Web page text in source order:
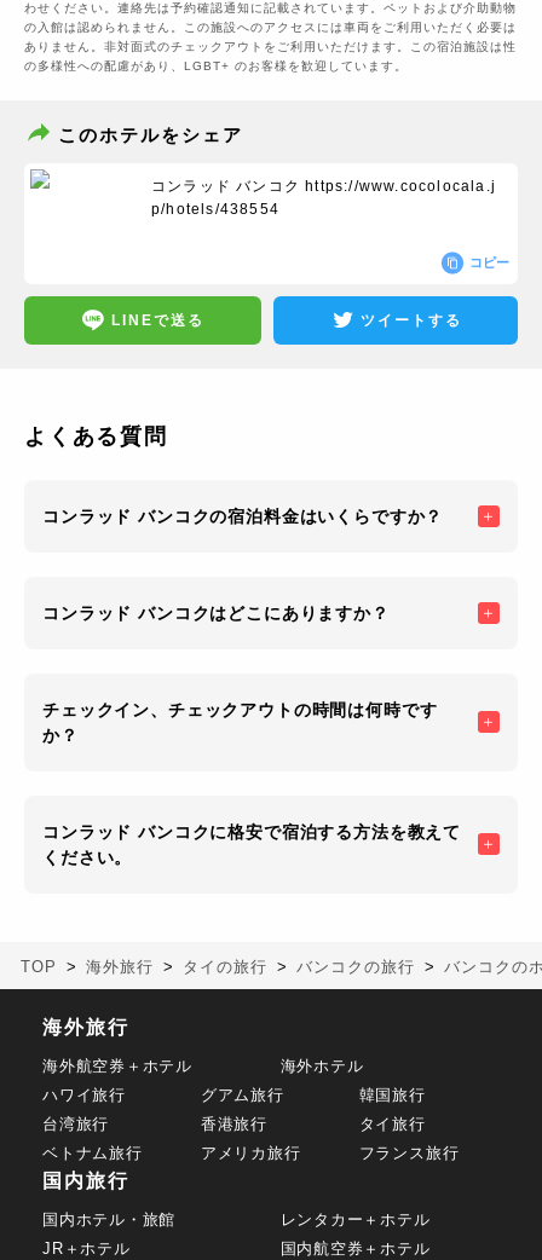
わせください。連絡先は予約確認通知に記載されています。ペットおよび介助動物
の入館は認められません。この施設へのアクセスには車両をご利用いただく必要は
ありません。非対面式のチェックアウトをご利用いただけます。この宿泊施設は性
の多様性への配慮があり、LGBT+ のお客様を歓迎しています。
このホテルをシェア
コンラッド バンコク https://www.cocolocala.j
p/hotels/438554
コピー
LINEで送る ツイートする
よくある質問
コンラッド バンコクの宿泊料金はいくらですか？
コンラッド バンコクはどこにありますか？
チェックイン、チェックアウトの時間は何時です
か？
コンラッド バンコクに格安で宿泊する方法を教えて
ください。
TOP 海外旅行 タイの旅行 バンコクの旅行 バンコクの
海外旅行
海外航空券＋ホテル
海外ホテル
ハワイ旅行
グアム旅行
韓国旅行
台湾旅行
香港旅行
タイ旅行
ベトナム旅行
アメリカ旅行 フランス旅行
国内旅行
国内ホテル・旅館
レンタカー＋ホテル
JR＋ホテル
国内航空券＋ホテル